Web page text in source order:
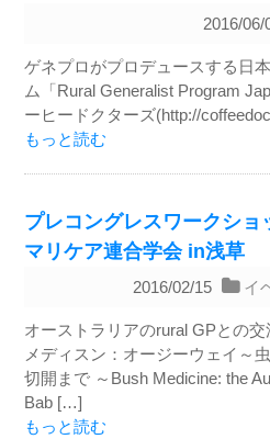
2016/06/
ゲネプロがプロデュースする日
ム「Rural Generalist Program
ーヒードクターズ(http://
もっと読む
プレコングレスワークショ
マリケア連合学会 in浅草
2016/02/15 イ
オーストラリアのrural GPとの交
メディスン：オージーウェイ～
切開まで ～Bush Medicine: the
Bab […]
もっと読む